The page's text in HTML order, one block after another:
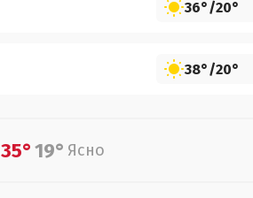
36°/20°
38°/20°
35°19° Ясно